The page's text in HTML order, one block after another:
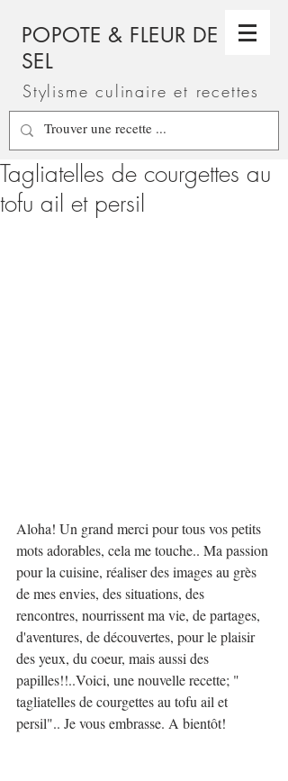
POPOTE & FLEUR DE
SEL
Stylisme culinaire et recettes
Tagliatelles de courgettes au
tofu ail et persil
Aloha! Un grand merci pour tous vos petits
mots adorables, cela me touche.. Ma passion
pour la cuisine, réaliser des images au grès
de mes envies, des situations, des
rencontres, nourrissent ma vie, de partages,
d'aventures, de découvertes, pour le plaisir
des yeux, du coeur, mais aussi des
papilles!!..Voici, une nouvelle recette; "
tagliatelles de courgettes au tofu ail et
persil".. Je vous embrasse. A bientôt!